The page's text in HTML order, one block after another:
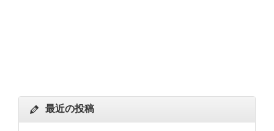
最近の投稿